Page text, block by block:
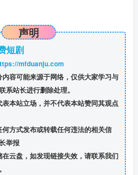
声明
短剧
mfduanju.com
容可能来源于网络，仅供大家学习与
系站长进行删除处理。
本站立场，并不代表本站赞同其观点
方式发布或转载任何违法的相关信
举报
云盘，如发现链接失效，请联系我们